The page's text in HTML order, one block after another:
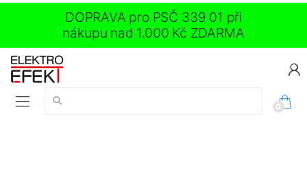
DOPRAVA pro PSČ 339 01 při
nákupu nad 1.000 Kč ZDARMA
Vyhledávání:
0